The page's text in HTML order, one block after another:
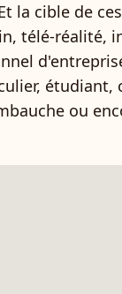
la cible de
télé-réalité,
étudiant,
ou